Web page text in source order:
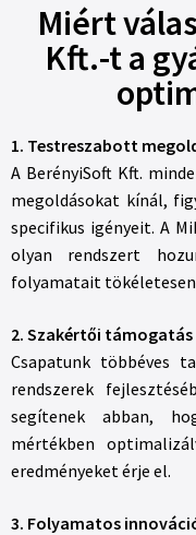
Miért
Kft.-t a
1. Testreszabott
A BerényiSoft Kft.
megoldásokat kínál,
specifikus igényeit. A
olyan rendszert
folyamatait
2. Szakértői támogatás
Csapatunk többéves
rendszerek
segítenek abban,
mértékben
eredményeket érje el.
3. Folyamatos